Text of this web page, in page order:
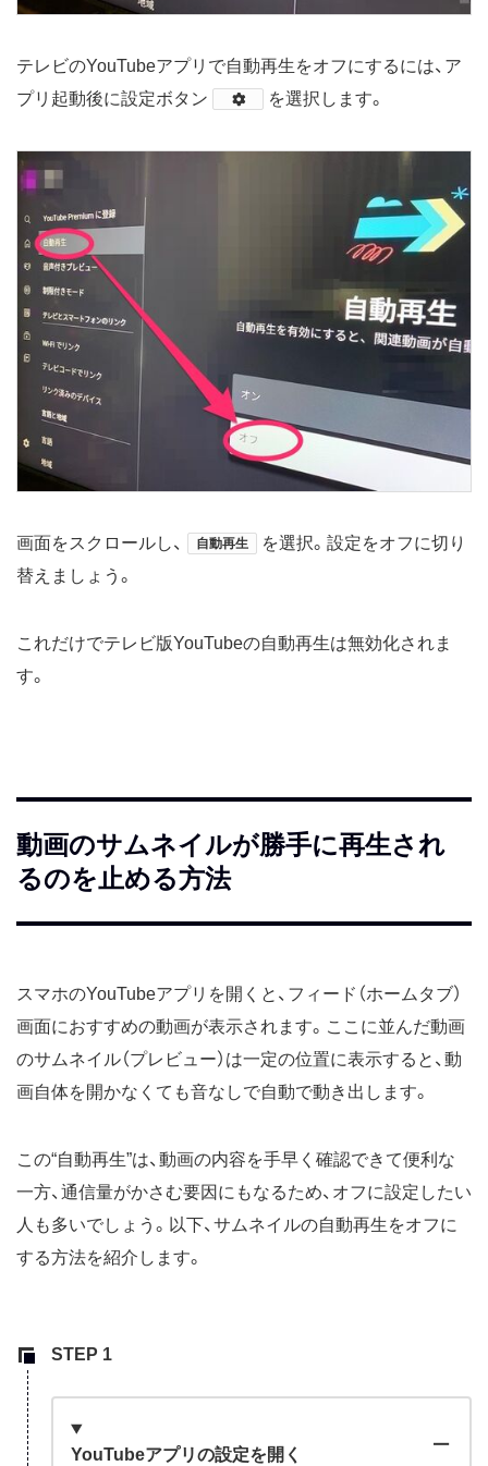
テレビのYouTubeアプリで自動再生をオフにするには、ア
プリ起動後に設定ボタン
​を選択します。
画面をスクロールし、 自動再生
を選択。設定をオフに切り
替えましょう。
これだけでテレビ版YouTubeの自動再生は無効化されま
す。
動画のサムネイルが勝手に再生され
るのを止める方法
スマホのYouTubeアプリを開くと、フィード（ホームタブ）
画面におすすめの動画が表示されます。ここに並んだ動画
のサムネイル（プレビュー）は一定の位置に表示すると、動
画自体を開かなくても音なしで自動で動き出します。
この“自動再生”は、動画の内容を手早く確認できて便利な
一方、通信量がかさむ要因にもなるため、オフに設定したい
人も多いでしょう。以下、サムネイルの自動再生をオフに
する方法を紹介します。
YouTubeアプリの設定を開く